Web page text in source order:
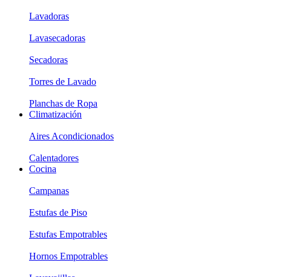
Lavadoras
Lavasecadoras
Secadoras
Torres de Lavado
Planchas de Ropa
Climatización
Aires Acondicionados
Calentadores
Cocina
Campanas
Estufas de Piso
Estufas Empotrables
Hornos Empotrables